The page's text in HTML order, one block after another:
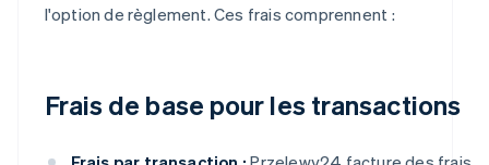
l'option de règlement. Ces frais comprennent :
Frais de base pour les transactions